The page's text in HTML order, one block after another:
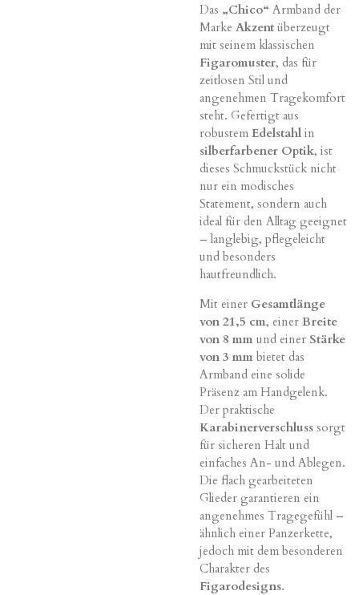
Das „Chico“ Armband der
Marke Akzent überzeugt
mit seinem klassischen
Figaromuster, das für
zeitlosen Stil und
angenehmen Tragekomfort
steht. Gefertigt aus
robustem Edelstahl in
silberfarbener Optik, ist
dieses Schmuckstück nicht
nur ein modisches
Statement, sondern auch
ideal für den Alltag geeignet
– langlebig, pflegeleicht
und besonders
hautfreundlich.
Mit einer Gesamtlänge
von 21,5 cm, einer Breite
von 8 mm und einer Stärke
von 3 mm bietet das
Armband eine solide
Präsenz am Handgelenk.
Der praktische
Karabinerverschluss sorgt
für sicheren Halt und
einfaches An- und Ablegen.
Die flach gearbeiteten
Glieder garantieren ein
angenehmes Tragegefühl –
ähnlich einer Panzerkette,
jedoch mit dem besonderen
Charakter des
Figarodesigns.